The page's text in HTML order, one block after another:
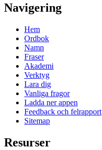
Navigering
Hem
Ordbok
Namn
Fraser
Akademi
Verktyg
Lara dig
Vanliga fragor
Ladda ner appen
Feedback och felrapport
Sitemap
Resurser